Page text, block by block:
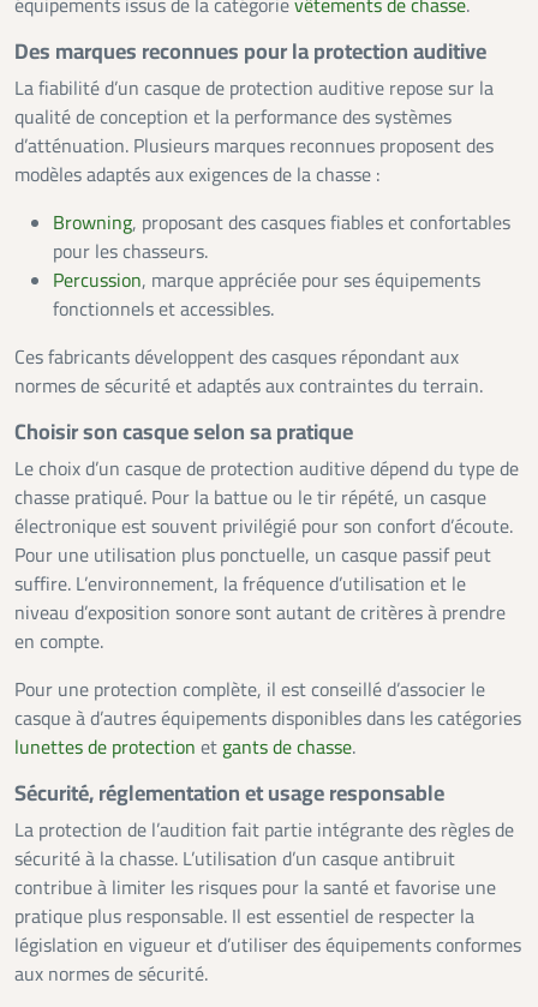
équipements issus de la catégorievêtements de chasse.
Des marques reconnues pour la protection auditive
La fiabilité d’un casque de protection auditive repose sur la
qualité de conception et la performance des systèmes
d’atténuation. Plusieurs marques reconnues proposent des
modèles adaptés aux exigences de la chasse :
Browning, proposant des casques fiables et confortables
pour les chasseurs.
Percussion, marque appréciée pour ses équipements
fonctionnels et accessibles.
Ces fabricants développent des casques répondant aux
normes de sécurité et adaptés aux contraintes du terrain.
Choisir son casque selon sa pratique
Le choix d’un casque de protection auditive dépend du type de
chasse pratiqué. Pour la battue ou le tir répété, un casque
électronique est souvent privilégié pour son confort d’écoute.
Pour une utilisation plus ponctuelle, un casque passif peut
suffire. L’environnement, la fréquence d’utilisation et le
niveau d’exposition sonore sont autant de critères à prendre
en compte.
Pour une protection complète, il est conseillé d’associer le
casque à d’autres équipements disponibles dans les catégories
lunettes de protection etgants de chasse.
Sécurité, réglementation et usage responsable
La protection de l’audition fait partie intégrante des règles de
sécurité à la chasse. L’utilisation d’un casque antibruit
contribue à limiter les risques pour la santé et favorise une
pratique plus responsable. Il est essentiel de respecter la
législation en vigueur et d’utiliser des équipements conformes
aux normes de sécurité.